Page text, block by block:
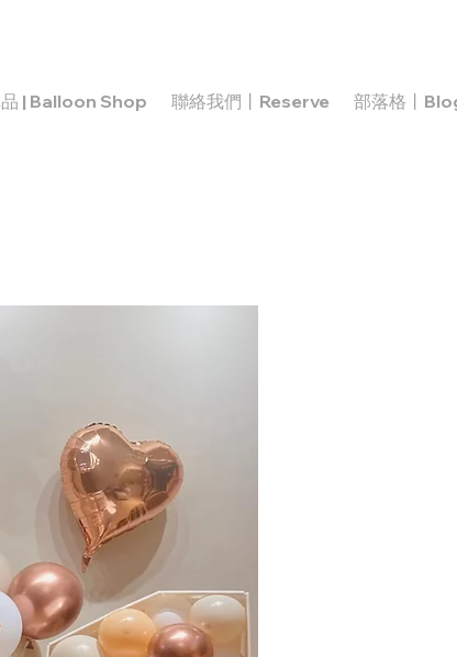
| Balloon Shop 聯絡我們丨Reserve 部落格丨